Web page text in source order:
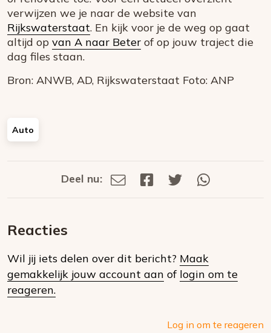
verwijzen we je naar de website van
Rijkswaterstaat. En kijk voor je de weg op gaat
altijd op van A naar Beter of op jouw traject die
dag files staan.
Bron: ANWB, AD, Rijkswaterstaat Foto: ANP
Auto
Deel
social
Deel nu:
Deel
Deel
Deel
Reacties
Wil jij iets delen over dit bericht? Maak
gemakkelijk jouw account aan of login om te
reageren.
Log in om te reageren